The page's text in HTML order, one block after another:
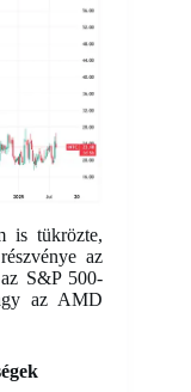
is tükrözte,
az
S&P 500-
az AMD